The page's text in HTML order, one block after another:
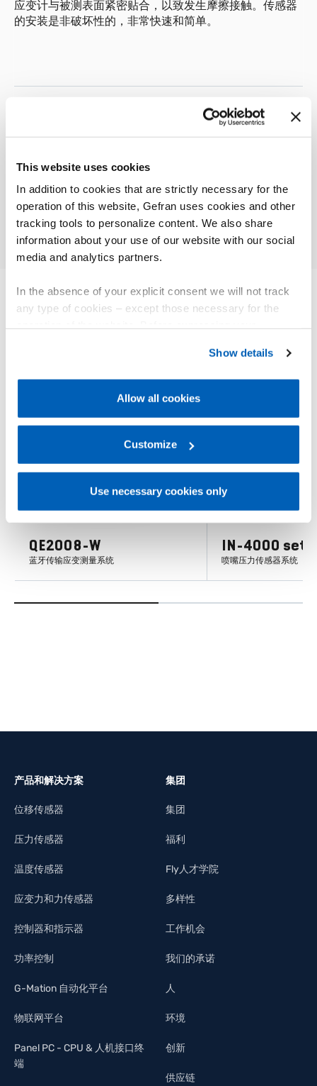
This website uses cookies
In addition to cookies that are strictly necessary for the
operation of this website, Gefran uses cookies and other
tracking tools to personalize content. We also share
information about your use of our website with our social
media and analytics partners.
In the absence of your explicit consent we will not track
any type of cookies – except those necessary for the
Gefran - Cookie
policy.
regarding processing of personal data, at the following
Gefran - Privacy Policy.
Show details
Allow all cookies
Customize
Use necessary cookies only
应变计与被测表面紧密贴合，以致发生摩擦接触。传感器
的安装是非破坏性的，非常快速和简单。
其他产品
QE2008-W
蓝牙传输应变测量系统
IN-4000 set
喷嘴压力传感器系统
产品和解决方案
位移传感器
压力传感器
温度传感器
应变力和力传感器
控制器和指示器
功率控制
G-Mation 自动化平台
物联网平台
Panel PC - CPU & 人机接口终
端
集团
集团
福利
Fly人才学院
多样性
工作机会
我们的承诺
人
环境
创新
供应链